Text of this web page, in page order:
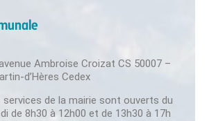
Ambroise Croizat CS 50007 –
d’Hères Cedex
services de la mairie sont ouverts du
de 8h30 à 12h00 et de 13h30 à 17h